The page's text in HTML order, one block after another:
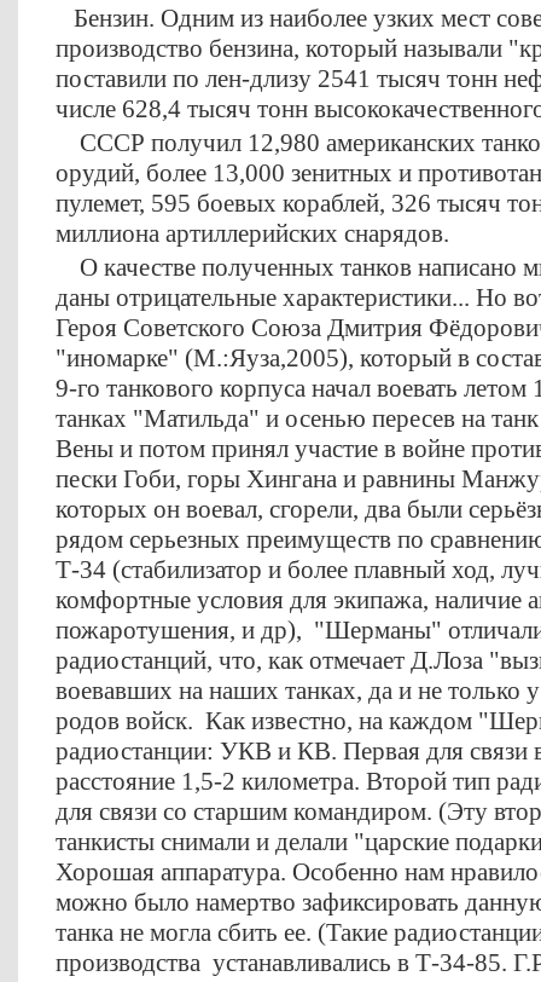
Бензин. Одним из наиболее узких мест
производство бензина, который
поставили по лен-длизу 2541 тысяч тонн
числе 628,4 тысяч тонн
СССР получил 12,980 американских
орудий, более 13,000 зенитных и
пулемет, 595 боевых кораблей, 326 тысяч
миллиона артиллерийских снарядов.
О качестве полученных танков написано
даны отрицательные характеристики... Но
Героя Советского Союза Дмитрия
"иномарке" (М.:Яуза,2005), который в
9-го танкового корпуса начал воевать
танках "Матильда" и осенью пересев на
Вены и потом принял участие в войне
пески Гоби, горы Хингана и равнины
которых он воевал, сгорели, два были
рядом серьезных преимуществ по
Т-34 (стабилизатор и более плавный ход,
комфортные условия для экипажа, наличие
пожаротушения, и др), "Шерманы"
радиостанций, что, как отмечает Д.Лоза
воевавших на наших танках, да и не только
родов войск. Как известно, на каждом
радиостанции: УКВ и КВ. Первая для связи
расстояние 1,5-2 километра. Второй тип
для связи со старшим командиром. (Эту
танкисты снимали и делали "царские
Хорошая аппаратура. Особенно нам
можно было намертво зафиксировать
танка не могла сбить ее. (Такие
производства устанавливались в Т-34-85.